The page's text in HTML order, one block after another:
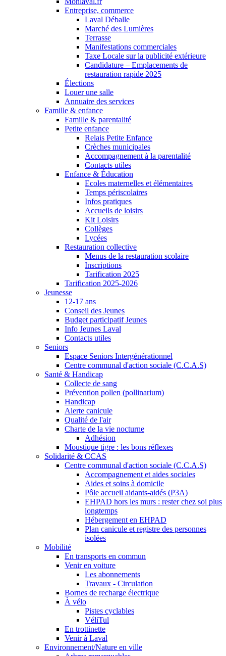
Entreprise, commerce
Laval Déballe
Marché des Lumières
Terrasse
Manifestations commerciales
Taxe Locale sur la publicité extérieure
Candidature – Emplacements de
restauration rapide 2025
Élections
Louer une salle
Annuaire des services
Famille & enfance
Famille & parentalité
Petite enfance
Relais Petite Enfance
Crèches municipales
Accompagnement à la parentalité
Contacts utiles
Enfance & Éducation
Ecoles maternelles et élémentaires
Temps périscolaires
Infos pratiques
Accueils de loisirs
Kit Loisirs
Collèges
Lycées
Restauration collective
Menus de la restauration scolaire
Inscriptions
Tarification 2025
Tarification 2025-2026
Jeunesse
12-17 ans
Conseil des Jeunes
Budget participatif Jeunes
Info Jeunes Laval
Contacts utiles
Seniors
Espace Seniors Intergénérationnel
Centre communal d'action sociale (C.C.A.S)
Santé & Handicap
Collecte de sang
Prévention pollen (pollinarium)
Handicap
Alerte canicule
Qualité de l'air
Charte de la vie nocturne
Adhésion
Moustique tigre : les bons réflexes
Solidarité & CCAS
Centre communal d'action sociale (C.C.A.S)
Accompagnement et aides sociales
Aides et soins à domicile
Pôle accueil aidants-aidés (P3A)
EHPAD hors les murs : rester chez soi plus
longtemps
Hébergement en EHPAD
Plan canicule et registre des personnes
isolées
Mobilité
En transports en commun
Venir en voiture
Les abonnements
Travaux - Circulation
Bornes de recharge électrique
À vélo
Pistes cyclables
VéliTul
En trottinette
Venir à Laval
Environnement/Nature en ville